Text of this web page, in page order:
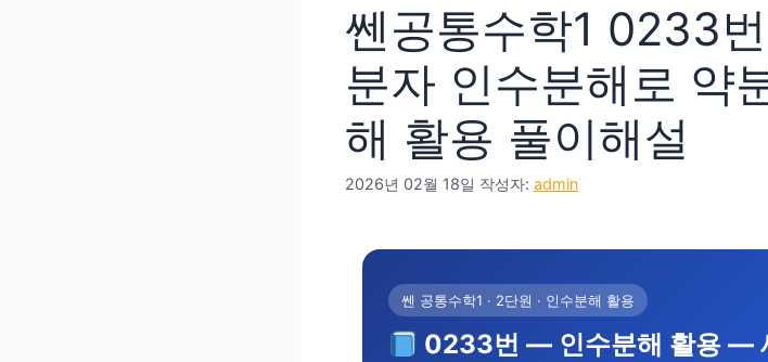
쎈공통수학1 0233
분자 인수분해로 약
해 활용 풀이해설
2026년 02월 18일 작성자: admin
쎈 공통수학1 · 2단원 · 인수분해 활용
0233번 — 인수분해 활용 —